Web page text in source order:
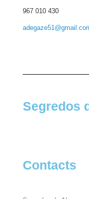
967 010 430
Segredos
Contacts